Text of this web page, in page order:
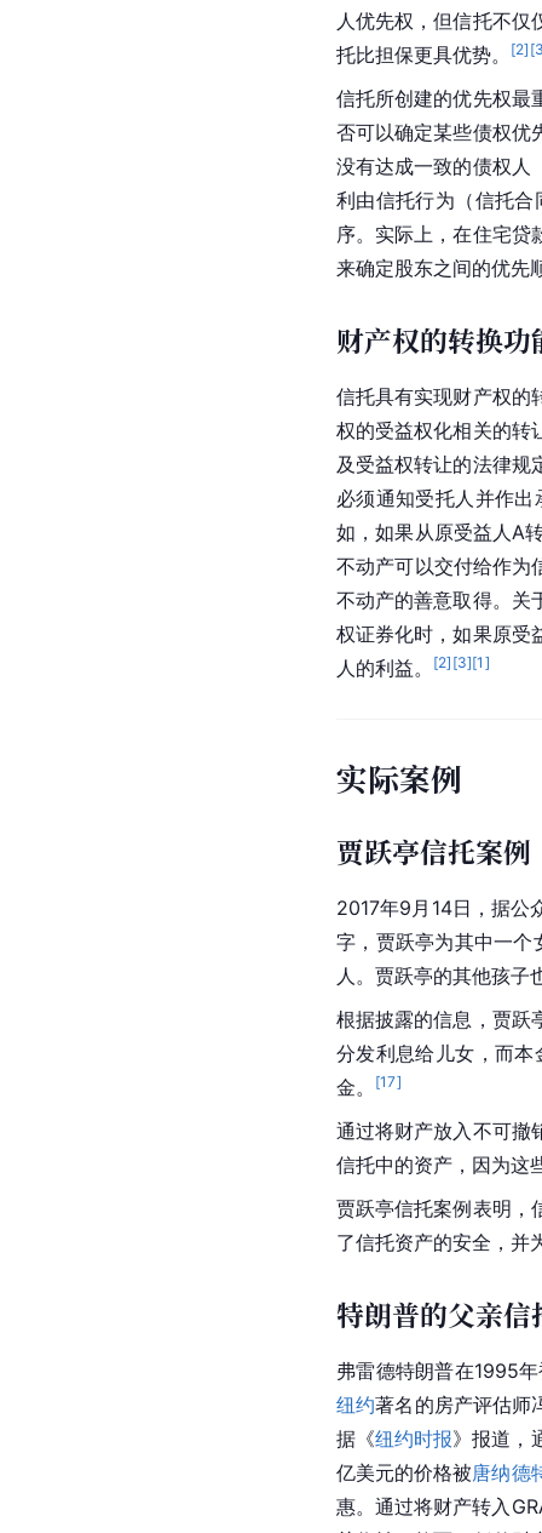
人优先权，但信托不
托比担保更具优势。
[2] [
信托所创建的优先权最
否可以确定某些债权优
没有达成一致的债权人
利由信托行为（信托
序。实际上，在住宅贷
来确定股东之间的优先
财产权的转换功
信托具有实现财产权的
权的受益权化相关的转
及受益权转让的法律规
必须通知受托人并作
如，如果从原受益人A
不动产可以交付给作为
不动产的善意取得。关
权证券化时，如果原受
人的利益。
[2] [3][1 ]
实际案例
贾跃亭信托案例
2017年9月14日，据公
字，贾跃亭为其中一个
人。贾跃亭的其他孩子
根据披露的信息， 贾跃
分发利息给儿女，而
金。
[17]
通过将财产放入不可撤
信托中的资产，因为这
贾跃亭信托案例表明，
了信托资产的安全，并
特朗普的父亲信
弗雷德特朗普在1995
纽约著名的房产评估师
据《纽约时报》报道，
亿美元的价格被唐纳德
惠。通过将财产转入